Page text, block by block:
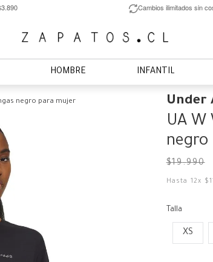
Cambios ilimitados sin
HOMBRE INFANTIL
negro para mujer Under
UA W
negro
$19.990
Hasta 12x $
Talla
XS